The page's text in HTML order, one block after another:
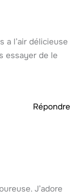
l’air délicieuse
essayer de le
Répondre
J’adore